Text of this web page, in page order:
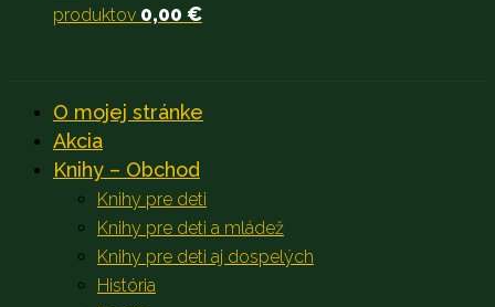
produktov 0,00 €
O mojej stránke
Akcia
Knihy – Obchod
Knihy pre deti
Knihy pre deti a mládež
Knihy pre deti aj dospelých
História